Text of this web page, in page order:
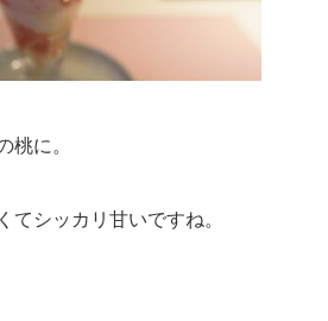
桃に。
てシッカリ甘いですね。